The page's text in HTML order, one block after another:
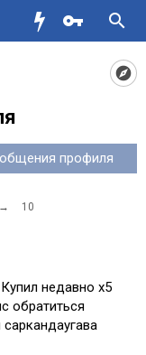
профиля
→ 10
недавно х5
обратиться